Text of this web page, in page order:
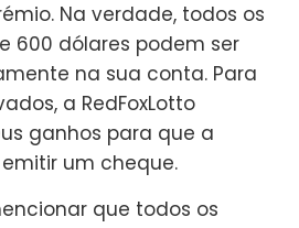
Na verdade, todos os
600 dólares podem ser
na sua conta. Para
a RedFoxLotto
ganhos para que a
um cheque.
que todos os